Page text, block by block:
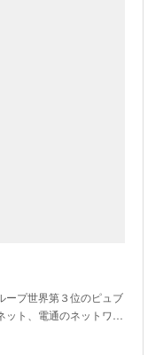
ープ世界第３位のピュブ
ット、電通のネットワ…